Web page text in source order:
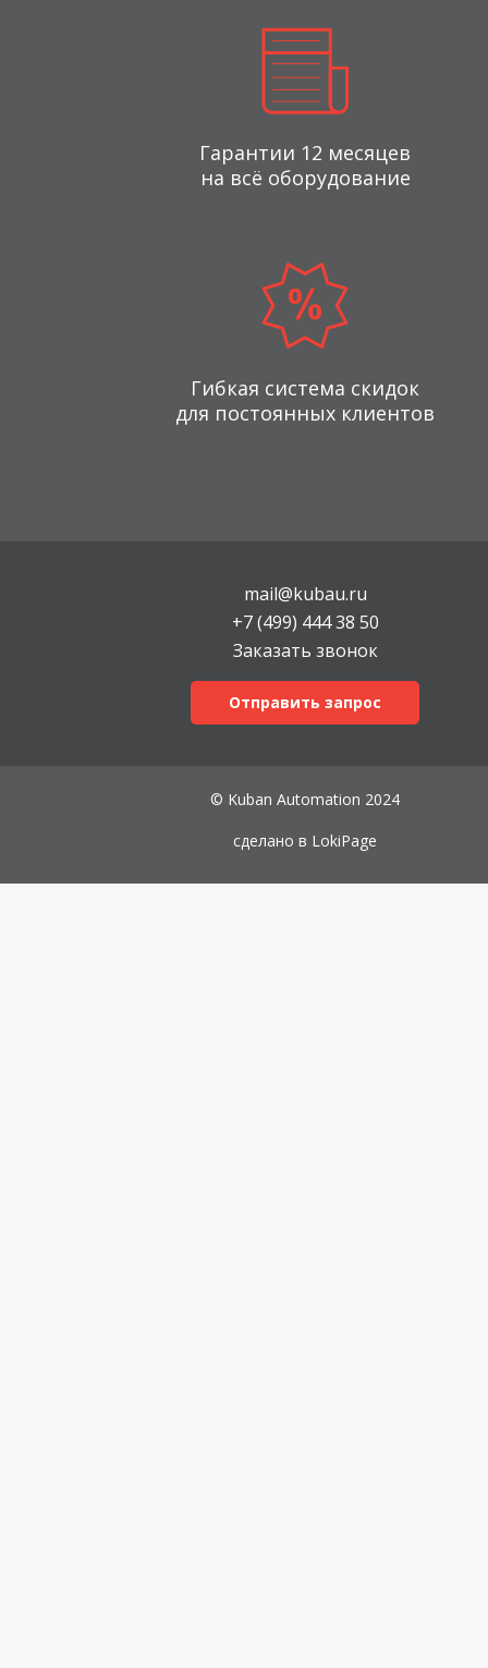
Гарантии 12 месяцев
на всё оборудование
Гибкая система скидок
для постоянных клиентов
mail@kubau.ru
+7 (499) 444 38 50
Заказать звонок
Отправить запрос
© Kuban Automation 2024
сделано в LokiPage